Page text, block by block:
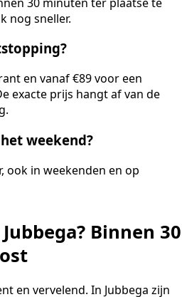
nog sneller.
en vanaf €89 voor een
exacte prijs hangt af van de
weekend?
ook in weekenden en op
Binnen 30
en vervelend. In Jubbega zijn